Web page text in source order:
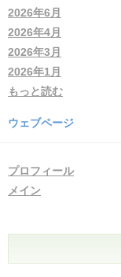
2026年6月
2026年4月
2026年3月
2026年1月
もっと読む
ウェブページ
プロフィール
メイン